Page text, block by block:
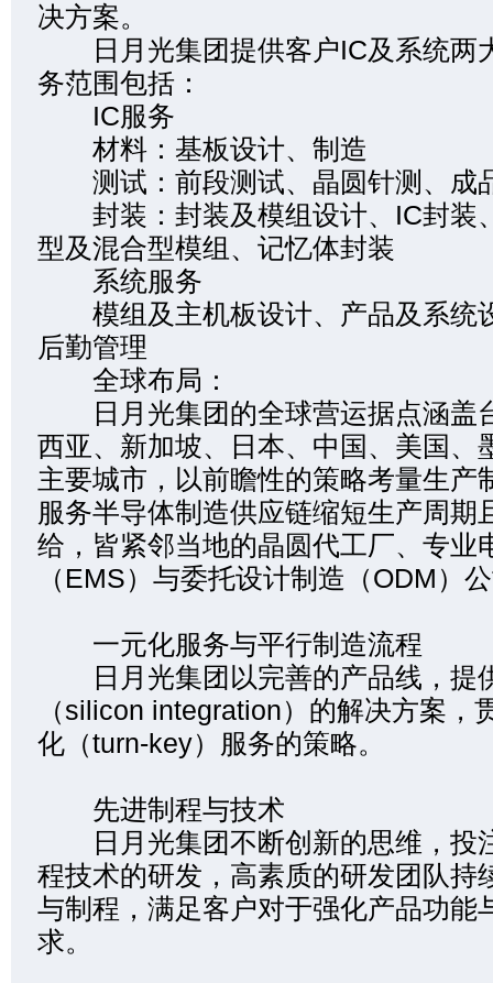
决方案。
日月光集团提供客户IC及系统两
务范围包括：
IC服务
材料：基板设计、制造
测试：前段测试、晶圆针测、成
封装：封装及模组设计、IC封装
型及混合型模组、记忆体封装
系统服务
模组及主机板设计、产品及系统
后勤管理
全球布局：
日月光集团的全球营运据点涵盖
西亚、新加坡、日本、中国、美国、
主要城市，以前瞻性的策略考量生产
服务半导体制造供应链缩短生产周期
给，皆紧邻当地的晶圆代工厂、专业
（EMS）与委托设计制造（ODM）
一元化服务与平行制造流程
日月光集团以完善的产品线，提
（silicon integration）的解决方案，
化（turn-key）服务的策略。
先进制程与技术
日月光集团不断创新的思维，投
程技术的研发，高素质的研发团队持
与制程，满足客户对于强化产品功能
求。